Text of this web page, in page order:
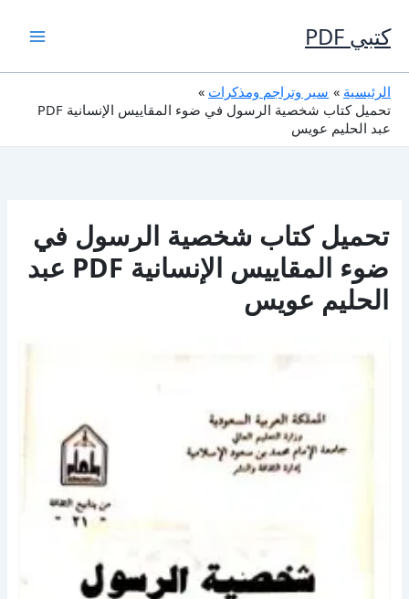
إلى
المحتوى
كتبي PDF
الرئيسية
سير وتراجم ومذكرات
تحميل كتاب شخصية الرسول في ضوء المقاييس الإنسانية PDF
عبد الحليم عويس
تحميل كتاب شخصية الرسول في
ضوء المقاييس الإنسانية PDF عبد
الحليم عويس